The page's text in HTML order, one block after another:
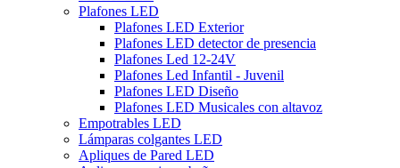
Plafones LED
Plafones LED Exterior
Plafones LED detector de presencia
Plafones Led 12-24V
Plafones Led Infantil - Juvenil
Plafones LED Diseño
Plafones LED Musicales con altavoz
Empotrables LED
Lámparas colgantes LED
Apliques de Pared LED